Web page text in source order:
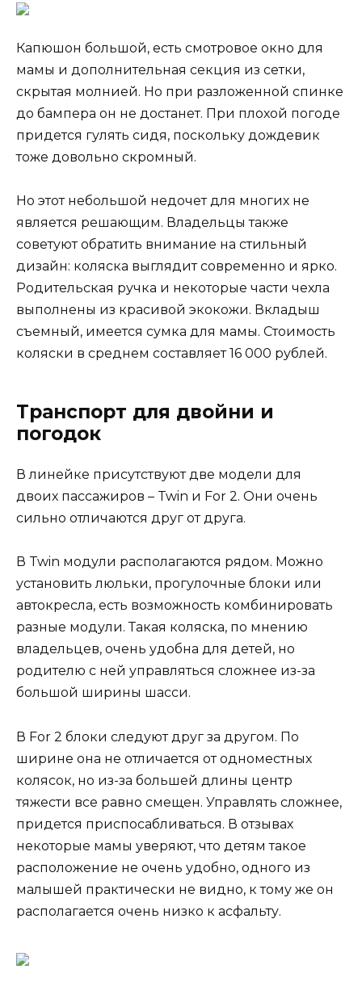
Капюшон большой, есть смотровое окно для
мамы и дополнительная секция из сетки,
скрытая молнией. Но при разложенной спинке
до бампера он не достанет. При плохой погоде
придется гулять сидя, поскольку дождевик
тоже довольно скромный.
Но этот небольшой недочет для многих не
является решающим. Владельцы также
советуют обратить внимание на стильный
дизайн: коляска выглядит современно и ярко.
Родительская ручка и некоторые части чехла
выполнены из красивой экокожи. Вкладыш
съемный, имеется сумка для мамы. Стоимость
коляски в среднем составляет 16 000 рублей.
Транспорт для двойни и
погодок
В линейке присутствуют две модели для
двоих пассажиров – Twin и For 2. Они очень
сильно отличаются друг от друга.
В Twin модули располагаются рядом. Можно
установить люльки, прогулочные блоки или
автокресла, есть возможность комбинировать
разные модули. Такая коляска, по мнению
владельцев, очень удобна для детей, но
родителю с ней управляться сложнее из-за
большой ширины шасси.
В For 2 блоки следуют друг за другом. По
ширине она не отличается от одноместных
колясок, но из-за большей длины центр
тяжести все равно смещен. Управлять сложнее,
придется приспосабливаться. В отзывах
некоторые мамы уверяют, что детям такое
расположение не очень удобно, одного из
малышей практически не видно, к тому же он
располагается очень низко к асфальту.